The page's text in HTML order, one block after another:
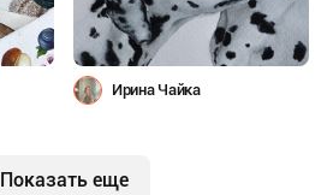
Ирина Чайка
Показать еще